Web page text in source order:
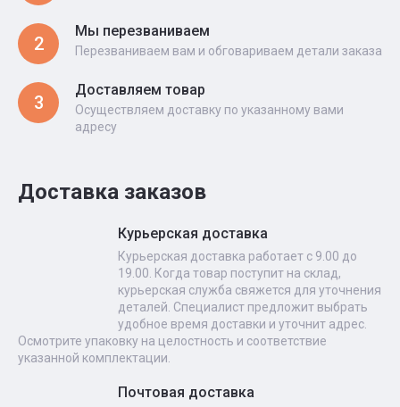
2
Мы перезваниваем
Перезваниваем вам и обговариваем детали заказа
3
Доставляем товар
Осуществляем доставку по указанному вами
адресу
Доставка заказов
Курьерская доставка
Курьерская доставка работает с 9.00 до
19.00. Когда товар поступит на склад,
курьерская служба свяжется для уточнения
деталей. Специалист предложит выбрать
удобное время доставки и уточнит адрес.
Осмотрите упаковку на целостность и соответствие
указанной комплектации.
Почтовая доставка